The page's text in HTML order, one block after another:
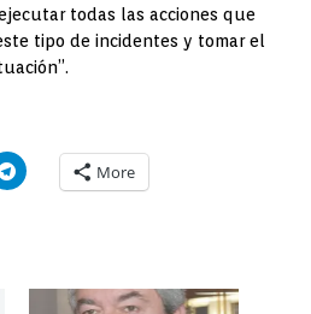
todas las acciones que
tipo de incidentes y tomar el
More